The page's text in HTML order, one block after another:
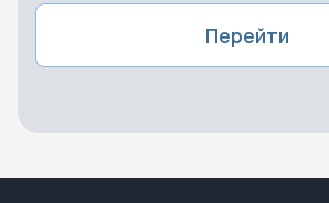
Перейти